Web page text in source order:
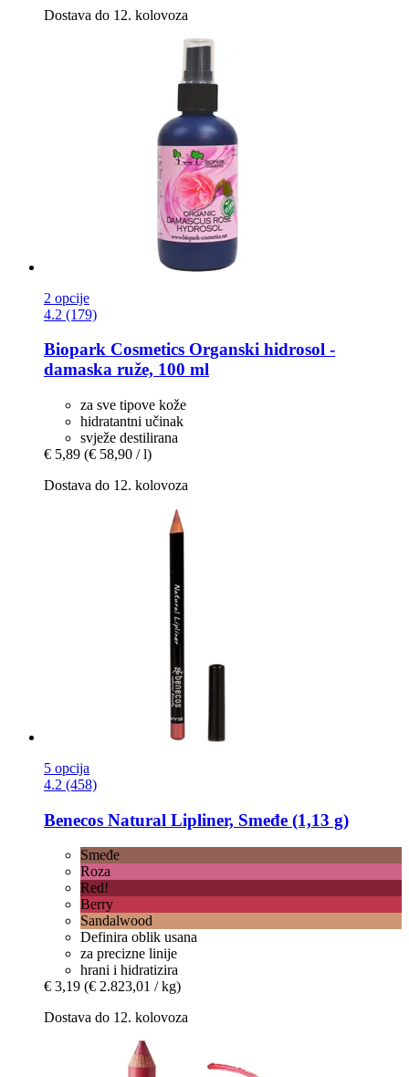
Dostava do 12. kolovoza
2 opcije
4.2 (179)
Biopark Cosmetics Organski hidrosol -​
damaska ruže, 100 ml
za sve tipove kože
hidratantni učinak
svježe destilirana
€ 5,89 (€ 58,90 / l)
Dostava do 12. kolovoza
5 opcija
4.2 (458)
Benecos Natural Lipliner, Smeđe (1,13 g)
Smeđe
Roza
Red!
Berry
Sandalwood
Definira oblik usana
za precizne linije
hrani i hidratizira
€ 3,19 (€ 2.823,01 / kg)
Dostava do 12. kolovoza